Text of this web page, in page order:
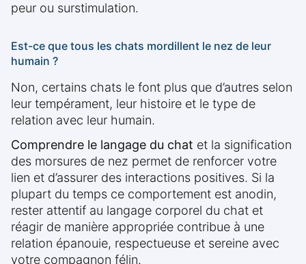
peur ou surstimulation.
Est-ce que tous les chats mordillent le nez de leur
humain ?
Non, certains chats le font plus que d’autres selon
leur tempérament, leur histoire et le type de
relation avec leur humain.
Comprendre le langage du chat et la signification
des morsures de nez permet de renforcer votre
lien et d’assurer des interactions positives. Si la
plupart du temps ce comportement est anodin,
rester attentif au langage corporel du chat et
réagir de manière appropriée contribue à une
relation épanouie, respectueuse et sereine avec
votre compagnon félin.